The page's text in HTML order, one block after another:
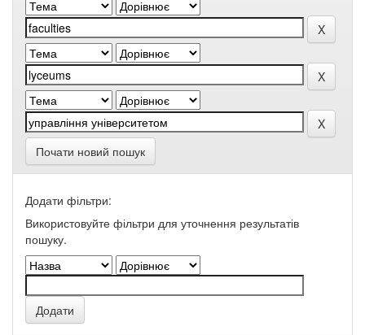
Почати новий пошук
Додати фільтри:
Використовуйте фільтри для уточнення результатів
пошуку.